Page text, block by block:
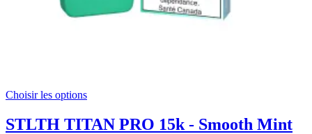
Choisir les options
STLTH TITAN PRO 15k - Smooth Mint